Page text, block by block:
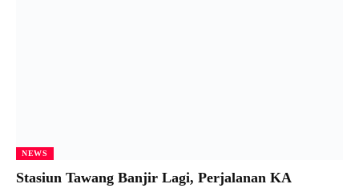
NEWS
Stasiun Tawang Banjir Lagi, Perjalanan KA